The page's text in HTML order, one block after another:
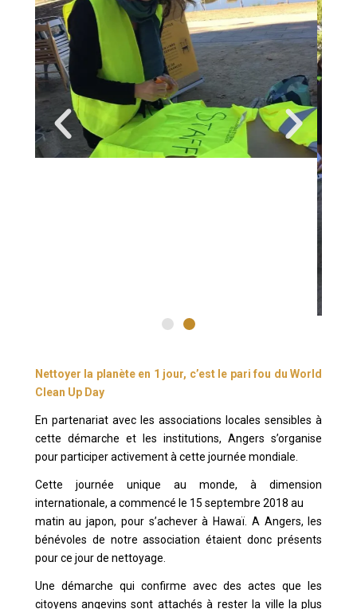
Nettoyer la planète en 1 jour, c’est le pari fou du World
Clean Up Day
En partenariat avec les associations locales sensibles à
cette démarche et les institutions, Angers s’organise
pour participer activement à cette journée mondiale.
Cette journée unique au monde, à dimension
internationale, a commencé le 15 septembre 2018 au
matin au japon, pour s’achever à Hawaï. A Angers, les
bénévoles de notre association étaient donc présents
pour ce jour de nettoyage.
Une démarche qui confirme avec des actes que les
citoyens angevins sont attachés à rester la ville la plus